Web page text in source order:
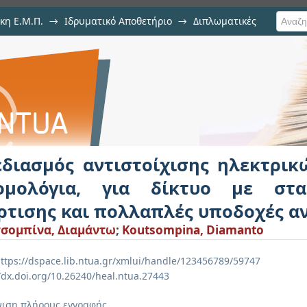
Ε.Μ.Π. → Ιδρυματικό Αποθετήριο → Διπλωματικές
ηλεκτρικών λεωφορείων
σταθμούς φόρτισης και
αντιστοίχισης
για δίκτυο με
και πολλαπλές υποδοχές
Διαμάντω; Koutsompina, Diamanto
dspace.lib.ntua.gr/xmlui/handle/123456789/59747
10.26240/heal.ntua.27443